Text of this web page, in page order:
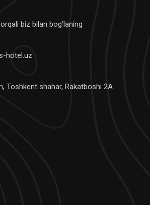
biz bilan bog‘laning
hotel.uz
Toshkent shahar, Rakatboshi 2A